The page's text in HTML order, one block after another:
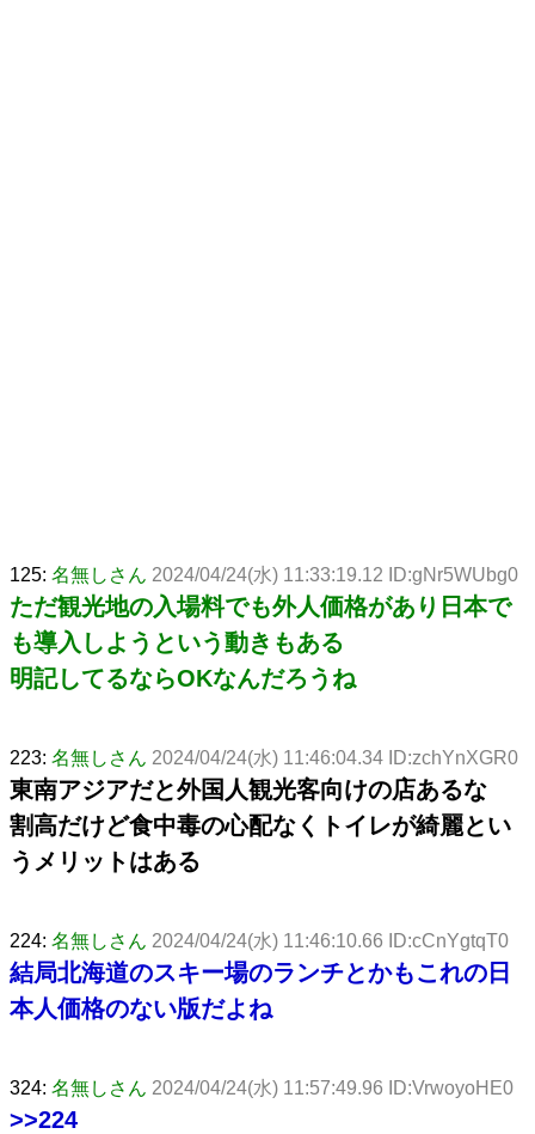
125: 名無しさん 2024/04/24(水) 11:33:19.12 ID:gNr5WUbg0
ただ観光地の入場料でも外人価格があり日本で
も導入しようという動きもある
明記してるならOKなんだろうね
223: 名無しさん 2024/04/24(水) 11:46:04.34 ID:zchYnXGR0
東南アジアだと外国人観光客向けの店あるな
割高だけど食中毒の心配なくトイレが綺麗とい
うメリットはある
224: 名無しさん 2024/04/24(水) 11:46:10.66 ID:cCnYgtqT0
結局北海道のスキー場のランチとかもこれの日
本人価格のない版だよね
324: 名無しさん 2024/04/24(水) 11:57:49.96 ID:VrwoyoHE0
>>224